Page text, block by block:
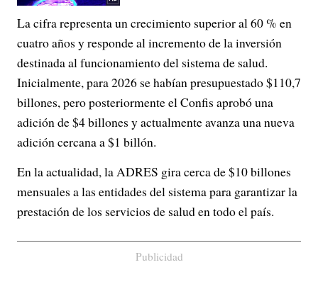
La cifra representa un crecimiento superior al 60 % en
cuatro años y responde al incremento de la inversión
destinada al funcionamiento del sistema de salud.
Inicialmente, para 2026 se habían presupuestado $110,7
billones, pero posteriormente el Confis aprobó una
adición de $4 billones y actualmente avanza una nueva
adición cercana a $1 billón.
En la actualidad, la ADRES gira cerca de $10 billones
mensuales a las entidades del sistema para garantizar la
prestación de los servicios de salud en todo el país.
Publicidad